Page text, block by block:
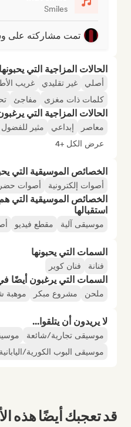
Smiles
تمت مشاركته على
الحالات المزاجية التي يحبونها
أصلي غير تقليدي غريب
كلمات ذات مغزى
مفاجئ
الحالات المزاجية التي
معاصر إبداعي مثير للفضول
عرض الكل +4
الخصائص الموسيقية التي
أصوات إلكترونية أصوات
الخصائص الموسيقية التي
استقبالها
موسيقى آلية مقطع فيديو
السمات التي يحبونها
فنانة فنان كوير
السمات التي يرغبون أيضًا في
ملحن مشروع مبكر موهبة
لا يريدون أن يتلقوا...
موسيقى تجارية/شائعة
موسيقى البوب الكورية/اليابانية
قد تعجبك أيضًا هذه